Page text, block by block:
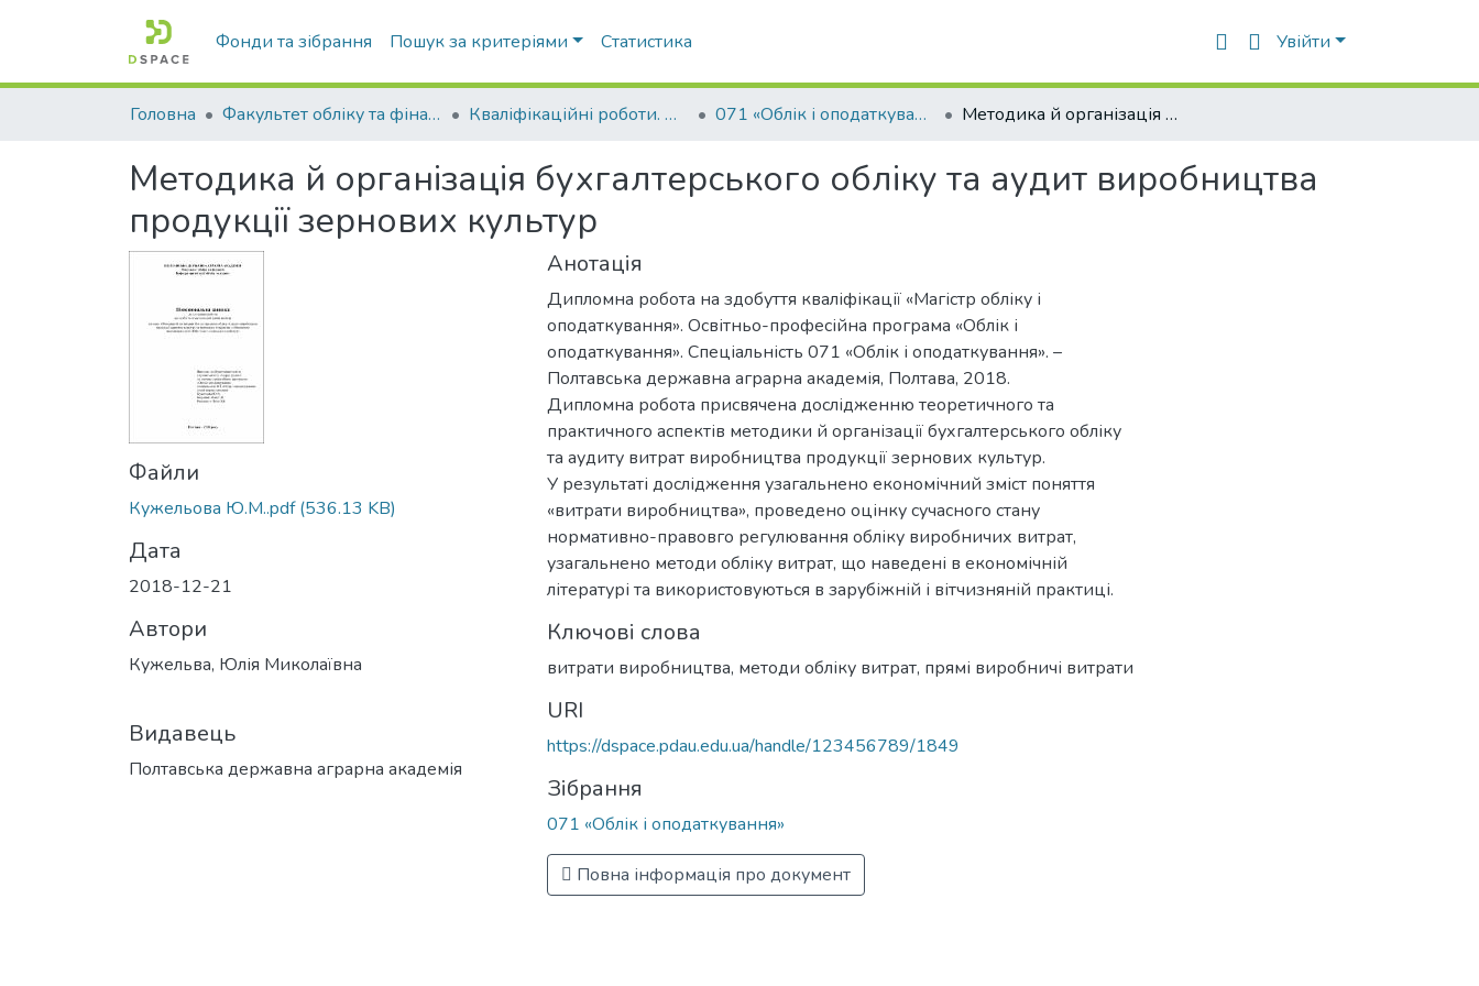
Фонди та зібрання Пошук за критеріями Статистика Увійти
Головна Факультет обліку та фінансів Кваліфікаційні роботи. Факультет обліку та фінансів 071 «Облік і оподаткування» Методика й організація бухгалтерського обліку та аудит виробництва продукції зернових культур
Методика й організація бухгалтерського обліку та аудит виробництва
продукції зернових культур
Файли
Кужельова Ю.М..pdf(536.13 KB)
Дата
2018-12-21
Автори
Кужельва, Юлія Миколаївна
Видавець
Полтавська державна аграрна академія
Анотація
Дипломна робота на здобуття кваліфікації «Магістр обліку і
оподаткування». Освітньо-професійна програма «Облік і
оподаткування». Спеціальність 071 «Облік і оподаткування». –
Полтавська державна аграрна академія, Полтава, 2018.
Дипломна робота присвячена дослідженню теоретичного та
практичного аспектів методики й організації бухгалтерського обліку
та аудиту витрат виробництва продукції зернових культур.
У результаті дослідження узагальнено економічний зміст поняття
«витрати виробництва», проведено оцінку сучасного стану
нормативно-правовго регулювання обліку виробничих витрат,
узагальнено методи обліку витрат, що наведені в економічній
літературі та використовуються в зарубіжній і вітчизняній практиці.
Ключові слова
витрати виробництва, методи обліку витрат, прямі виробничі витрати
URI
https://dspace.pdau.edu.ua/handle/123456789/1849
Зібрання
071 «Облік і оподаткування»
Повна інформація про документ